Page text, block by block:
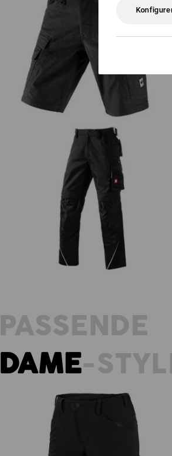
Cargoshorts e.s.vintage
Bukser e.s.motion
PASSENDE
DAME-